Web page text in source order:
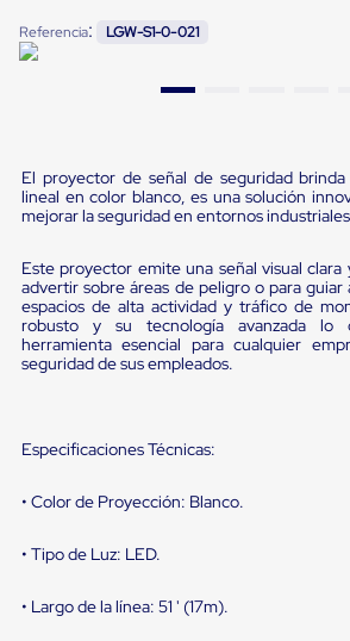
Pestañas
de
de
Borde
de
andén
Pestañas
de
Borde
de
andén
Hidráulicas
portátiles
de
patio
Convencionales
Sellos
Referencia: LGW-S1-0-021
El proyector de señal de seguridad
lineal en color blanco, es una solución
mejorar la seguridad en entornos
Este proyector emite una señal visual
advertir sobre áreas de peligro o para guiar
espacios de alta actividad y tráfico de
robusto y su tecnología avanzada lo
herramienta esencial para cualquier
seguridad de sus empleados.
Especificaciones Técnicas:
• Color de Proyección: Blanco.
• Tipo de Luz: LED.
• Largo de la línea: 51 ' (17m).
9.
flejadora